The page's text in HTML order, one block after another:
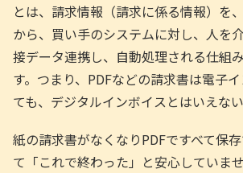
とは、請求情報（請求に係る情報）を
から、買い手のシステムに対し、人を
接データ連携し、自動処理される仕組
す。つまり、PDFなどの請求書は電子
ても、デジタルインボイスとはいえない
紙の請求書がなくなりPDFですべて保
て「これで終わった」と安心していま